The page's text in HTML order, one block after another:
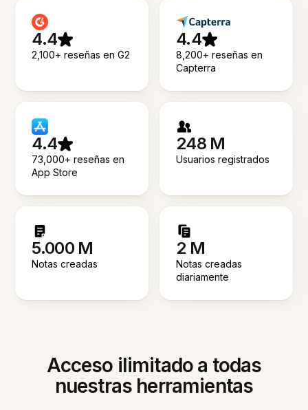
4.4
2,100+ reseñas en G2
4.4
8,200+ reseñas en
Capterra
4.4
73,000+ reseñas en
App Store
248 M
Usuarios registrados
5.000 M
Notas creadas
2 M
Notas creadas
diariamente
Acceso ilimitado a todas
nuestras herramientas